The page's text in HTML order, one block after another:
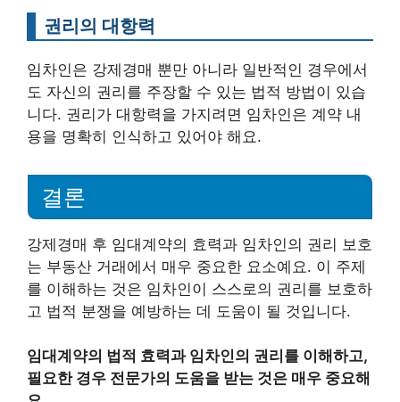
권리의 대항력
임차인은 강제경매 뿐만 아니라 일반적인 경우에서
도 자신의 권리를 주장할 수 있는 법적 방법이 있습
니다. 권리가 대항력을 가지려면 임차인은 계약 내
용을 명확히 인식하고 있어야 해요.
결론
강제경매 후 임대계약의 효력과 임차인의 권리 보호
는 부동산 거래에서 매우 중요한 요소예요. 이 주제
를 이해하는 것은 임차인이 스스로의 권리를 보호하
고 법적 분쟁을 예방하는 데 도움이 될 것입니다.
임대계약의 법적 효력과 임차인의 권리를 이해하고,
필요한 경우 전문가의 도움을 받는 것은 매우 중요해